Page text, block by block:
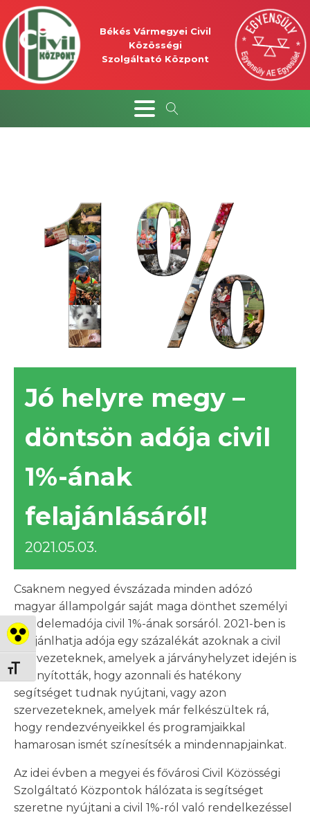
Nagy kontraszt váltása
Betűméret váltása
Békés Vármegyei Civil
Közösségi
Szolgáltató Központ
Jó helyre megy –
döntsön adója civil
1%-ának
felajánlásáról!
2021.05.03.
Csaknem negyed évszázada minden adózó
magyar állampolgár saját maga dönthet személyi
jövedelemadója civil 1%-ának sorsáról. 2021-ben is
felajánlhatja adója egy százalékát azoknak a civil
szervezeteknek, amelyek a járványhelyzet idején is
bizonyították, hogy azonnali és hatékony
segítséget tudnak nyújtani, vagy azon
szervezeteknek, amelyek már felkészültek rá,
hogy rendezvényeikkel és programjaikkal
hamarosan ismét színesítsék a mindennapjainkat.
Az idei évben a megyei és fővárosi Civil Közösségi
Szolgáltató Központok hálózata is segítséget
szeretne nyújtani a civil 1%-ról való rendelkezéssel